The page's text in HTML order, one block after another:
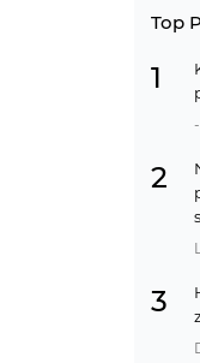
Top
1
2
3